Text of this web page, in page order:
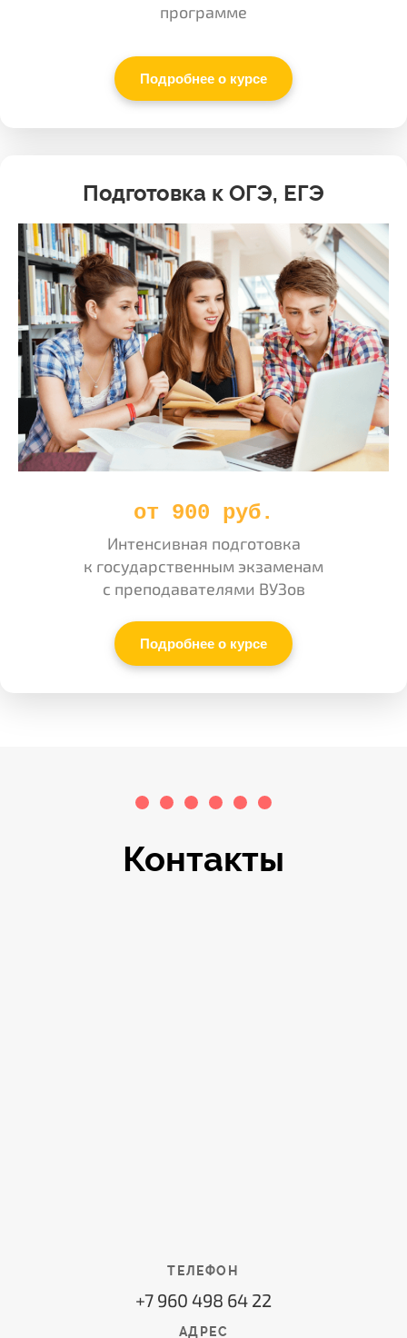
программе
Подробнее о курсе
Подготовка к ОГЭ, ЕГЭ
от 900 руб.
Интенсивная подготовка
к государственным экзаменам
с преподавателями ВУЗов
Подробнее о курсе
Контакты
ТЕЛЕФОН
+7 960 498 64 22
АДРЕС